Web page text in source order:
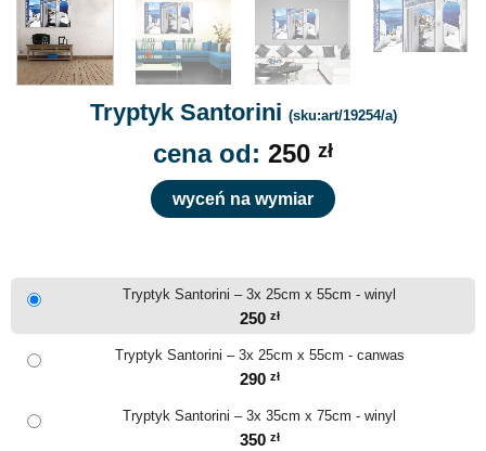
Tryptyk Santorini (sku:art/19254/a)
cena od: 250 zł
wyceń na wymiar
Tryptyk Santorini – 3x 25cm x 55cm - winyl
250 zł
Tryptyk Santorini – 3x 25cm x 55cm - canwas
290 zł
Tryptyk Santorini – 3x 35cm x 75cm - winyl
350 zł